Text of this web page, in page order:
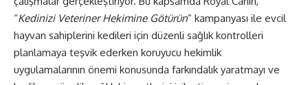
“Kedinizi Veteriner Hekimine Götürün” kampanyası ile evcil
hayvan sahiplerini kedileri için düzenli sağlık kontrolleri
planlamaya teşvik ederken koruyucu hekimlik
uygulamalarının önemi konusunda farkındalık yaratmayı ve